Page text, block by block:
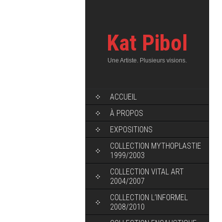
Kat Pibol
Une Artiste. Plusieurs visions.
ACCUEIL
À PROPOS
EXPOSITIONS
COLLECTION MYTHOPLASTIE
1999/2003
COLLECTION VITAL ART
2004/2007
COLLECTION L’INFORMEL
2008/2010